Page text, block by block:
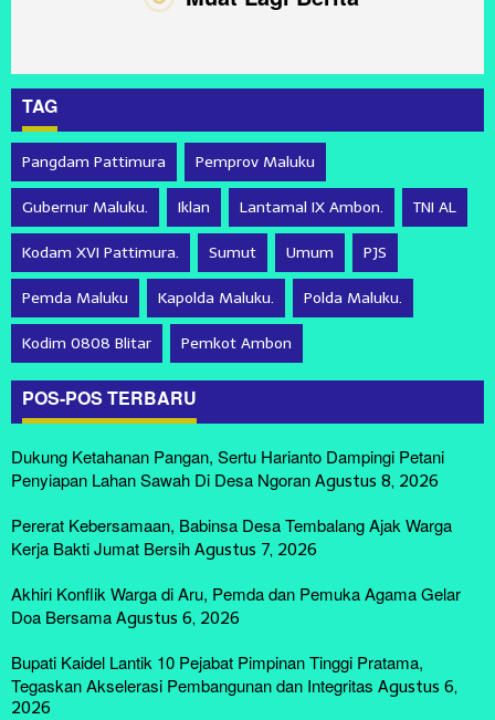
TAG
Pangdam Pattimura Pemprov Maluku
Gubernur Maluku. Iklan Lantamal IX Ambon. TNI AL
Kodam XVI Pattimura. Sumut Umum PJS
Pemda Maluku Kapolda Maluku. Polda Maluku.
Kodim 0808 Blitar Pemkot Ambon
POS-POS TERBARU
Dukung Ketahanan Pangan, Sertu Harianto Dampingi Petani
Penyiapan Lahan Sawah Di Desa Ngoran Agustus 8, 2026
Pererat Kebersamaan, Babinsa Desa Tembalang Ajak Warga
Kerja Bakti Jumat Bersih Agustus 7, 2026
Akhiri Konflik Warga di Aru, Pemda dan Pemuka Agama Gelar
Doa Bersama Agustus 6, 2026
Bupati Kaidel Lantik 10 Pejabat Pimpinan Tinggi Pratama,
Tegaskan Akselerasi Pembangunan dan Integritas Agustus 6,
2026